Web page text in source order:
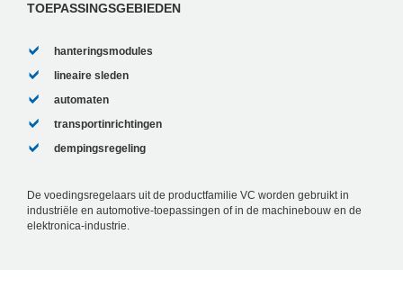
TOEPASSINGSGEBIEDEN
hanteringsmodules
lineaire sleden
automaten
transportinrichtingen
dempingsregeling
De voedingsregelaars uit de productfamilie VC worden gebruikt in
industriële en automotive-toepassingen of in de machinebouw en de
elektronica-industrie.